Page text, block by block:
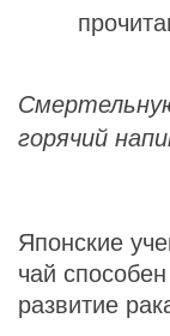
горячий
Японские
чай
развитие